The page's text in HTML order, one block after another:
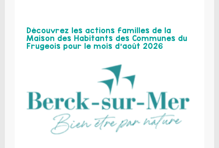
Découvrez les actions familles de la
Maison des Habitants des Communes du
Frugeois pour le mois d’août 2026